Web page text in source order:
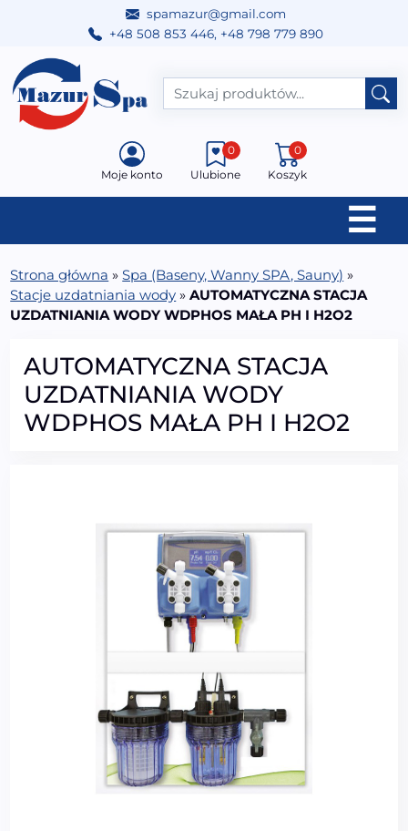
spamazur@gmail.com
+48 508 853 446, +48 798 779 890
Przejdź do treści
Main Navigation
Moje konto Ulubione
0
Koszyk
0
☰
Strona główna »Spa (Baseny, Wanny SPA, Sauny) »
Stacje uzdatniania wody »AUTOMATYCZNA STACJA
UZDATNIANIA WODY WDPHOS MAŁA PH I H2O2
AUTOMATYCZNA STACJA
UZDATNIANIA WODY
WDPHOS MAŁA PH I H2O2